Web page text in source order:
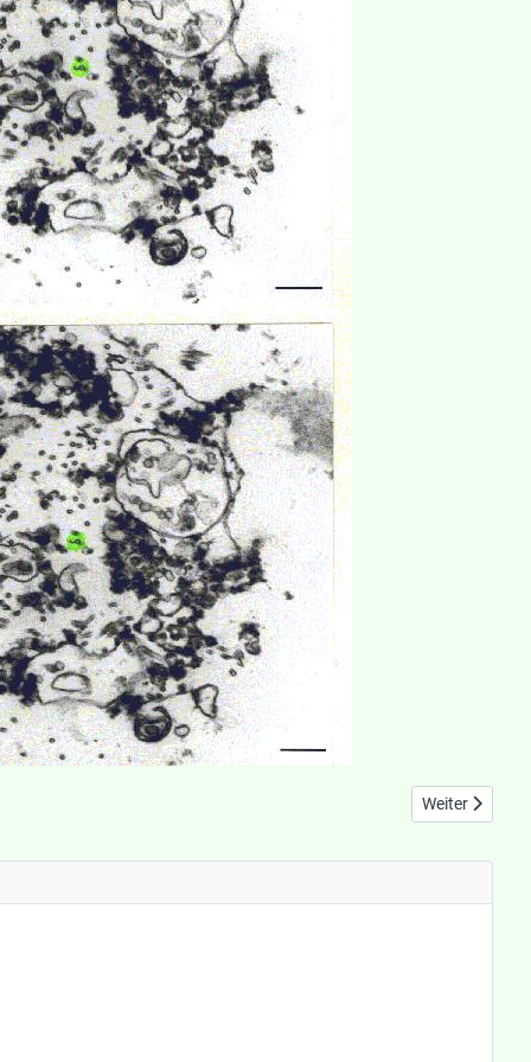
Nächster
Weiter